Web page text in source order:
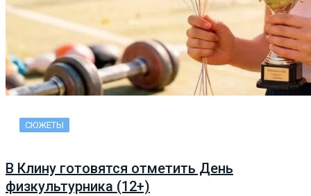
СЮЖЕТЫ
В Клину готовятся отметить День
физкультурника (12+)